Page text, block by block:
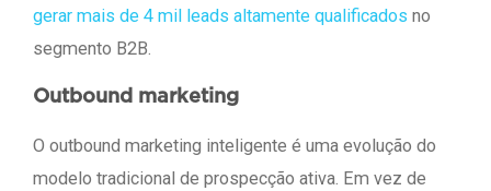
gerar mais de 4 mil leads altamente qualificados no
segmento B2B.
Outbound marketing
O outbound marketing inteligente é uma evolução do
modelo tradicional de prospecção ativa. Em vez de